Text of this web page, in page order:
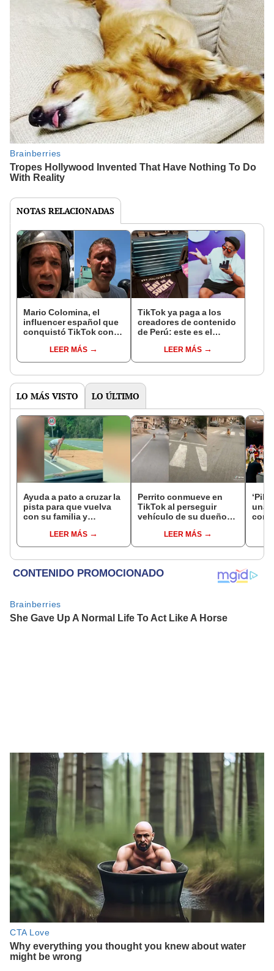
NOTAS RELACIONADAS
Mario Colomina, el
influencer español que
conquistó TikTok con
"Mi amor nació por la
gastronomía"
LEER MÁS
TikTok ya paga a los
creadores de contenido
de Perú: este es el
llegar a cobrar por 1.000
vistas
LEER MÁS
LO MÁS VISTO LO ÚLTIMO
Ayuda a pato a cruzar la
pista para que vuelva
con su familia y
todos [VIDEO]
LEER MÁS
Perrito conmueve en
TikTok al perseguir
vehículo de su dueño
trabajarLEER MÁS
una
con